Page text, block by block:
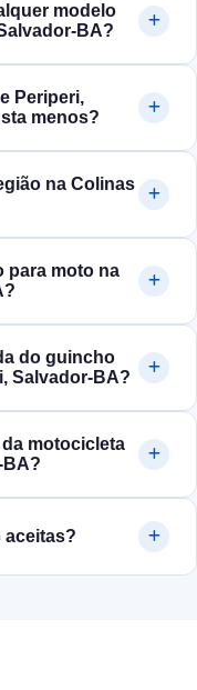
modelo
Periperi,
menos?
na Colinas
para moto na
do guincho
Salvador‑BA?
motocicleta
aceitas?